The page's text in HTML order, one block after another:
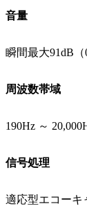
音量
瞬間最大91dB（
周波数帯域
190Hz ～
信号処理
適応型エコーキ